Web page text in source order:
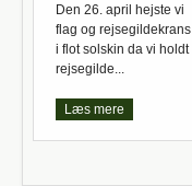
Den 26. april hejste vi
flag og rejsegildekrans
i flot solskin da vi holdt
rejsegilde...
Læs mere